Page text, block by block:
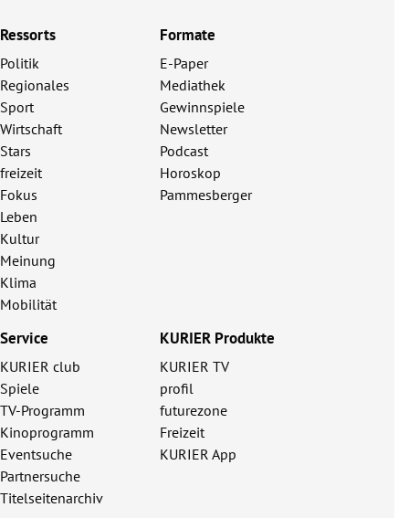
Ressorts
Politik
Regionales
Sport
Wirtschaft
Stars
freizeit
Fokus
Leben
Kultur
Meinung
Klima
Mobilität
Formate
E-Paper
Mediathek
Gewinnspiele
Newsletter
Podcast
Horoskop
Pammesberger
Service
KURIER club
Spiele
TV-Programm
Kinoprogramm
Eventsuche
Partnersuche
Titelseitenarchiv
KURIER Produkte
KURIER TV
profil
futurezone
Freizeit
KURIER App